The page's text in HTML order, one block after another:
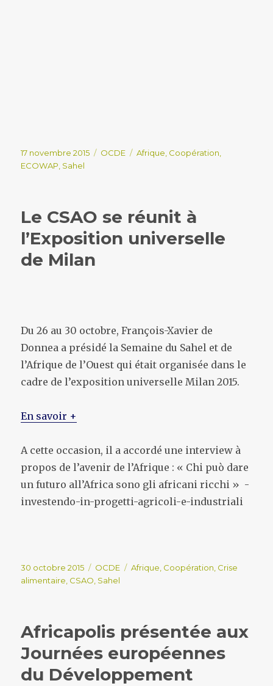
Publié
le
17 novembre 2015 Catégories
OCDE Étiquettes
Afrique Coopération
ECOWAP Sahel
Le CSAO se réunit à
l’Exposition universelle
de Milan
Du 26 au 30 octobre, François-Xavier de
Donnea a présidé la Semaine du Sahel et de
l’Afrique de l’Ouest qui était organisée dans le
cadre de l’exposition universelle Milan 2015.
En savoir +
A cette occasion, il a accordé une interview à
propos de l’avenir de l’Afrique : « Chi può dare
un futuro all’Africa sono gli africani ricchi » -
investendo-in-progetti-agricoli-e-industriali
Publié
le
30 octobre 2015 Catégories
OCDE Étiquettes
Afrique Coopération Crise
alimentaire CSAO Sahel
Africapolis présentée aux
Journées européennes
du Développement